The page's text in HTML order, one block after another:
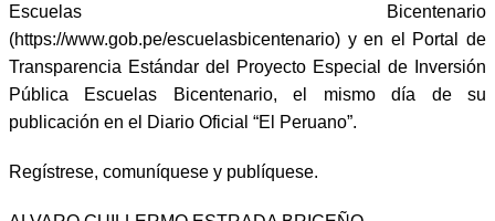
Escuelas Bicentenario
(https://www.gob.pe/escuelasbicentenario) y en el Portal de
Transparencia Estándar del Proyecto Especial de Inversión
Pública Escuelas Bicentenario, el mismo día de su
publicación en el Diario Oficial “El Peruano”.
Regístrese, comuníquese y publíquese.